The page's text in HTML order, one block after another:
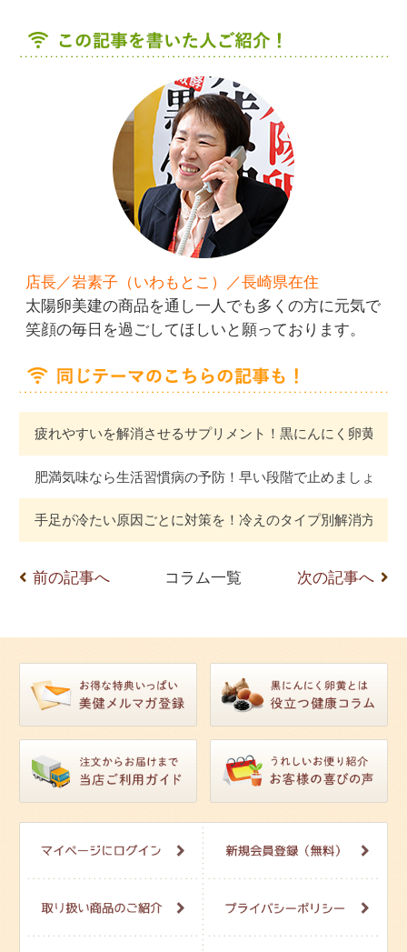
店長／岩素子（いわもとこ）／長崎県在住
太陽卵美建の商品を通し一人でも多くの方に元気で
笑顔の毎日を過ごしてほしいと願っております。
疲れやすいを解消させるサプリメント！黒にんにく卵黄油
肥満気味なら生活習慣病の予防！早い段階で止めましょう
手足が冷たい原因ごとに対策を！冷えのタイプ別解消方法
前の記事へ コラム一覧 次の記事へ